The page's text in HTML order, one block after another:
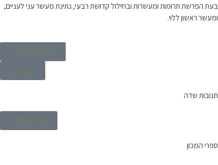
בעת הפרשת תרומות ומעשרות ובחילול קדושת רבעי, נתינת מעשר עני לעניים,
ומעשר ראשון ללוי.
להצטרפות כעת
מנוי קיים
תנובות שדה
לכל הגליונות
ספרי המכון